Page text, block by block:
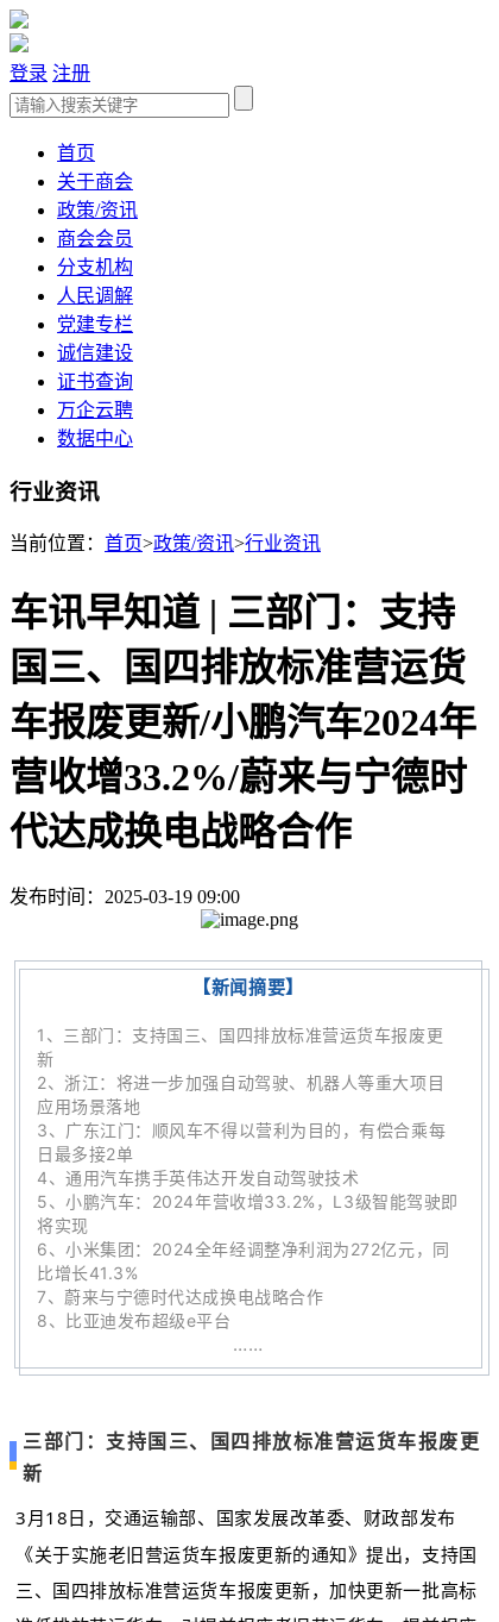
登录 注册
首页
关于商会
政策/资讯
商会会员
分支机构
人民调解
党建专栏
诚信建设
证书查询
万企云聘
数据中心
行业资讯
当前位置： 首页>政策/资讯>行业资讯
车讯早知道 | 三部门：支持
国三、国四排放标准营运货
车报废更新/小鹏汽车2024年
营收增33.2%/蔚来与宁德时
代达成换电战略合作
发布时间：2025-03-19 09:00
【新闻摘要】
1、 三部门：支持国三、国四排放标准营运货车报废更
新
2、 浙江：将进一步加强自动驾驶、机器人等重大项目
应用场景落地
3、 广东江门：顺风车不得以营利为目的，有偿合乘每
日最多接2单
4、通用汽车携手英伟达开发自动驾驶技术
5、 小鹏汽车：2024年营收增33.2%，L3级智能驾驶即
将实现
6、 小米集团：2024全年经调整净利润为272亿元，同
比增长41.3%
7、 蔚来与宁德时代达成换电战略合作
8、
比亚迪发布超级e平台
……
三部门：支持国三、国四排放标准营运货车报废更
新
3月18日，交通运输部、国家发展改革委、财政部发布
《关于实施老旧营运货车报废更新的通知》提出，支持国
三、国四排放标准营运货车报废更新，加快更新一批高标